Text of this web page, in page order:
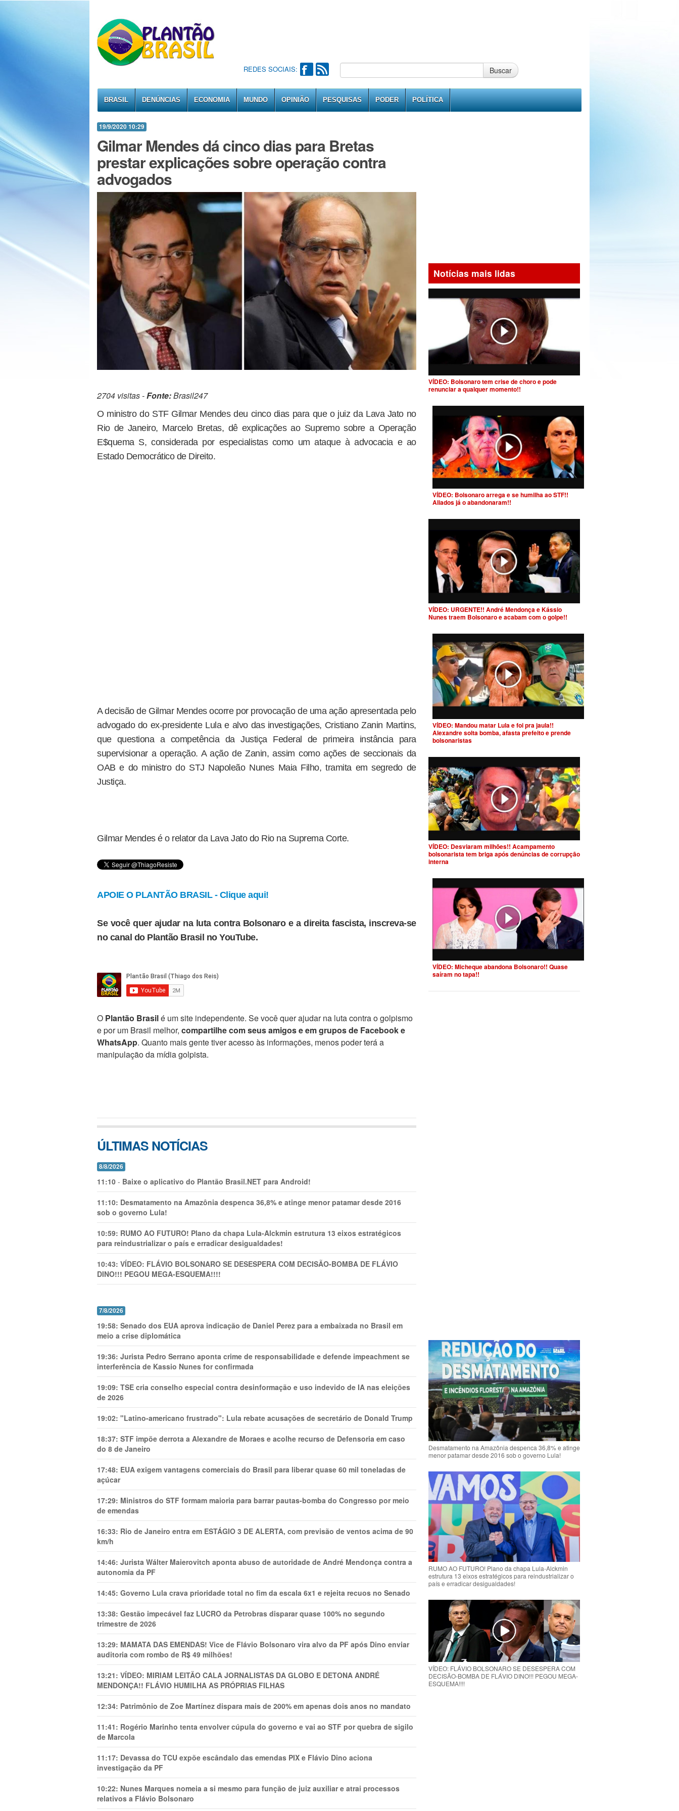
REDES SOCIAIS: Buscar
BRASIL DENÚNCIAS ECONOMIA MUNDO OPINIÃO PESQUISAS PODER POLÍTICA
19/9/2020 10:29
Gilmar Mendes dá cinco dias para Bretas
prestar explicações sobre operação contra
advogados
2704 visitas -Fonte:Brasil247
O ministro do STF Gilmar Mendes deu cinco dias para que o juiz da Lava Jato no
Rio de Janeiro, Marcelo Bretas, dê explicações ao Supremo sobre a Operação
E$quema S, considerada por especialistas como um ataque à advocacia e ao
Estado Democrático de Direito.
A decisão de Gilmar Mendes ocorre por provocação de uma ação apresentada pelo
advogado do ex-presidente Lula e alvo das investigações, Cristiano Zanin Martins,
que questiona a competência da Justiça Federal de primeira instância para
supervisionar a operação. A ação de Zanin, assim como ações de seccionais da
OAB e do ministro do STJ Napoleão Nunes Maia Filho, tramita em segredo de
Justiça.
Gilmar Mendes é o relator da Lava Jato do Rio na Suprema Corte.
APOIE O PLANTÃO BRASIL - Clique aqui!
Se você quer ajudar na luta contra Bolsonaro e a direita fascista, inscreva-se
no canal do Plantão Brasil no YouTube.
O Plantão Brasilé um site independente. Se você quer ajudar na luta contra o golpismo
e por um Brasil melhor, compartilhe com seus amigos e em grupos de Facebook e
WhatsApp. Quanto mais gente tiver acesso às informações, menos poder terá a
manipulação da mídia golpista.
ÚLTIMAS NOTÍCIAS
8/8/2026
11:10 - Baixe o aplicativo do Plantão Brasil.NET para Android!
11:10: Desmatamento na Amazônia despenca 36,8% e atinge menor patamar desde 2016
sob o governo Lula!
10:59: RUMO AO FUTURO! Plano da chapa Lula-Alckmin estrutura 13 eixos estratégicos
para reindustrializar o país e erradicar desigualdades!
10:43: VÍDEO: FLÁVIO BOLSONARO SE DESESPERA COM DECISÃO-BOMBA DE FLÁVIO
DINO!!! PEGOU MEGA-ESQUEMA!!!!
7/8/2026
19:58: Senado dos EUA aprova indicação de Daniel Perez para a embaixada no Brasil em
meio a crise diplomática
19:36: Jurista Pedro Serrano aponta crime de responsabilidade e defende impeachment se
interferência de Kassio Nunes for confirmada
19:09: TSE cria conselho especial contra desinformação e uso indevido de IA nas eleições
de 2026
19:02: "Latino-americano frustrado": Lula rebate acusações de secretário de Donald Trump
18:37: STF impõe derrota a Alexandre de Moraes e acolhe recurso de Defensoria em caso
do 8 de Janeiro
17:48: EUA exigem vantagens comerciais do Brasil para liberar quase 60 mil toneladas de
açúcar
17:29: Ministros do STF formam maioria para barrar pautas-bomba do Congresso por meio
de emendas
16:33: Rio de Janeiro entra em ESTÁGIO 3 DE ALERTA, com previsão de ventos acima de 90
km/h
14:46: Jurista Wálter Maierovitch aponta abuso de autoridade de André Mendonça contra a
autonomia da PF
14:45: Governo Lula crava prioridade total no fim da escala 6x1 e rejeita recuos no Senado
13:38: Gestão impecável faz LUCRO da Petrobras disparar quase 100% no segundo
trimestre de 2026
13:29: MAMATA DAS EMENDAS! Vice de Flávio Bolsonaro vira alvo da PF após Dino enviar
auditoria com rombo de R$ 49 milhões!
13:21: VÍDEO: MIRIAM LEITÃO CALA JORNALISTAS DA GLOBO E DETONA ANDRÉ
MENDONÇA!! FLÁVIO HUMILHA AS PRÓPRIAS FILHAS
12:34: Patrimônio de Zoe Martínez dispara mais de 200% em apenas dois anos no mandato
11:41: Rogério Marinho tenta envolver cúpula do governo e vai ao STF por quebra de sigilo
de Marcola
11:17: Devassa do TCU expõe escândalo das emendas PIX e Flávio Dino aciona
investigação da PF
10:22: Nunes Marques nomeia a si mesmo para função de juiz auxiliar e atrai processos
relativos a Flávio Bolsonaro
Notícias mais lidas
VÍDEO: Bolsonaro tem crise de choro e pode
renunciar a qualquer momento!!
VÍDEO: Bolsonaro arrega e se humilha ao STF!!
Aliados já o abandonaram!!
VÍDEO: URGENTE!! André Mendonça e Kássio
Nunes traem Bolsonaro e acabam com o golpe!!
VÍDEO: Mandou matar Lula e foi pra jaula!!
Alexandre solta bomba, afasta prefeito e prende
bolsonaristas
VÍDEO: Desviaram milhões!! Acampamento
bolsonarista tem briga após denúncias de corrupção
interna
VÍDEO: Micheque abandona Bolsonaro!! Quase
saíram no tapa!!
Desmatamento na Amazônia despenca 36,8% e atinge
menor patamar desde 2016 sob o governo Lula!
RUMO AO FUTURO! Plano da chapa Lula-Alckmin
estrutura 13 eixos estratégicos para reindustrializar o
país e erradicar desigualdades!
VÍDEO: FLÁVIO BOLSONARO SE DESESPERA COM
DECISÃO-BOMBA DE FLÁVIO DINO!!! PEGOU MEGA-
ESQUEMA!!!!